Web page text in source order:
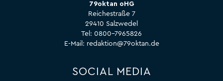
79oktan oHG
Reichestraße 7
29410 Salzwedel
Tel: 0800-7965826
E-Mail: redaktion@79oktan.de
SOCIAL MEDIA